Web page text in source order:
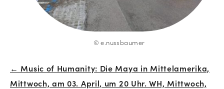
© e.nussbaumer
Beitrags-
← Music of Humanity: Die Maya in Mittelamerika,
Mittwoch, am 03. April, um 20 Uhr. WH, Mittwoch,